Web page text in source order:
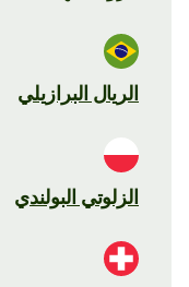
الريال البرازيلي
الزلوتي البولندي